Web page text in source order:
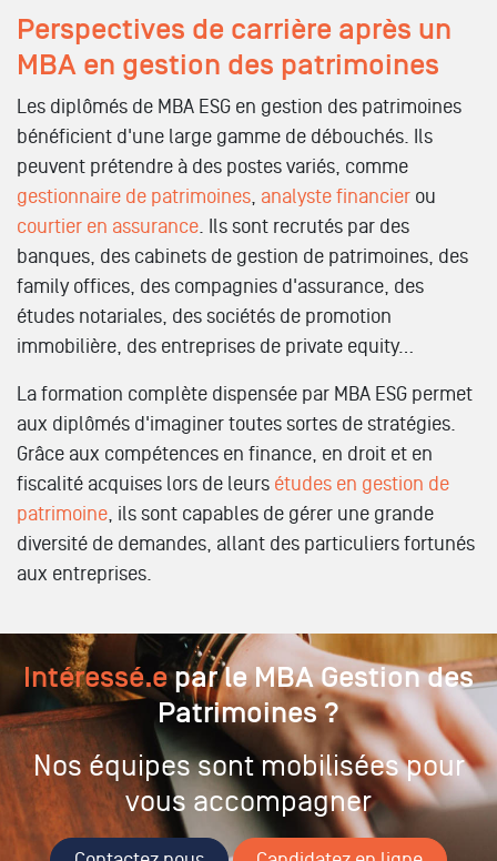
Perspectives de carrière après un
MBA en gestion des patrimoines
Les diplômés de MBA ESG en gestion des patrimoines
bénéficient d'une large gamme de débouchés. Ils
peuvent prétendre à des postes variés, comme
gestionnaire de patrimoines analyste financier ou
courtier en assurance . Ils sont recrutés par des
banques, des cabinets de gestion de patrimoines, des
family offices, des compagnies d'assurance, des
études notariales, des sociétés de promotion
immobilière, des entreprises de private equity…
La formation complète dispensée par MBA ESG permet
aux diplômés d'imaginer toutes sortes de stratégies.
Grâce aux compétences en finance, en droit et en
fiscalité acquises lors de leurs études en gestion de
patrimoine , ils sont capables de gérer une grande
diversité de demandes, allant des particuliers fortunés
aux entreprises.
Intéressé.epar le MBA Gestion des
Patrimoines ?
Nos équipes sont mobilisées pour
vous accompagner